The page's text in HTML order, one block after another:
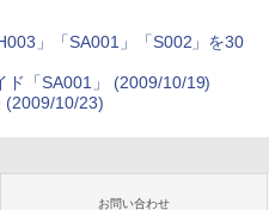
」「SA001」「S002」を30
「SA001」
(2009/10/19)
(2009/10/23)
お問い合わせ